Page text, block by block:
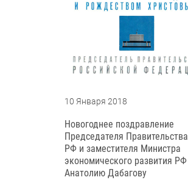
10 Января 2018
Новогоднее поздравление
Председателя Правительства
РФ и заместителя Министра
экономического развития РФ
Анатолию Дабагову